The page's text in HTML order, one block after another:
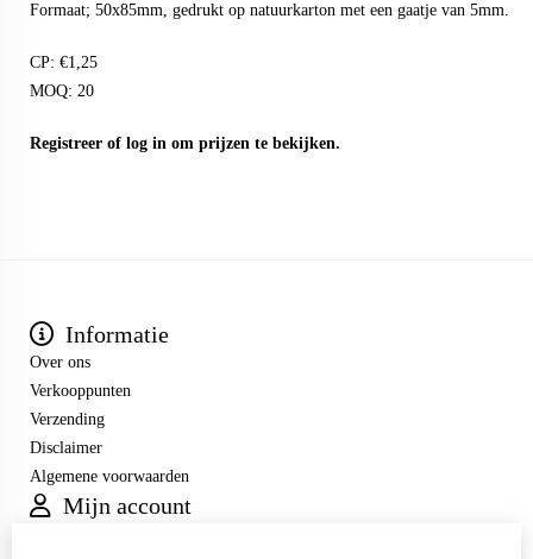
Formaat; 50x85mm, gedrukt op natuurkarton met een gaatje van 5mm.
CP: €1,25
MOQ: 20
Registreer of log in om prijzen te bekijken.
Informatie
Over ons
Verkooppunten
Verzending
Disclaimer
Algemene voorwaarden
Mijn account